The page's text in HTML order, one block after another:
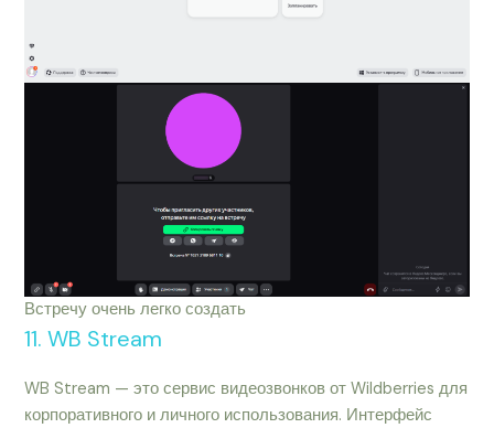
Встречу очень легко создать
11. WB Stream
WB Stream — это сервис видеозвонков от Wildberries для
корпоративного и личного использования. Интерфейс